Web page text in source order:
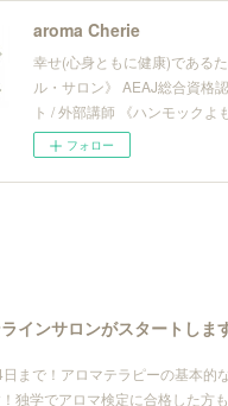
aroma Cherie
幸せ(心身ともに健康)である
ル・サロン》 AEAJ総合資格
ト / 外部講師 《ハンモック
フォロー
インサロンがスタートしま
まで！アロマテラピーの基本的
独学でアロマ検定に合格した方